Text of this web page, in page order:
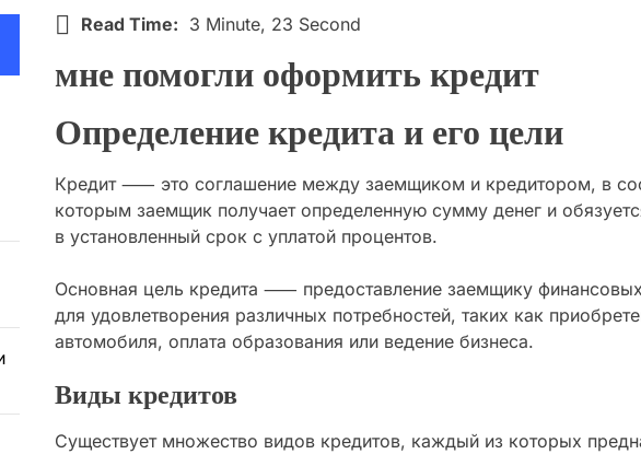
Read Time: 3 Minute, 23 Second
мне помогли оформить кредит
Определение кредита и его цели
Кредит ⸺ это соглашение между заемщиком и кредитором, в
которым заемщик получает определенную сумму денег и
в установленный срок с уплатой процентов.
Основная цель кредита ⸺ предоставление заемщику
для удовлетворения различных потребностей, таких как
автомобиля, оплата образования или ведение бизнеса.
Виды кредитов
Существует множество видов кредитов, каждый из которых